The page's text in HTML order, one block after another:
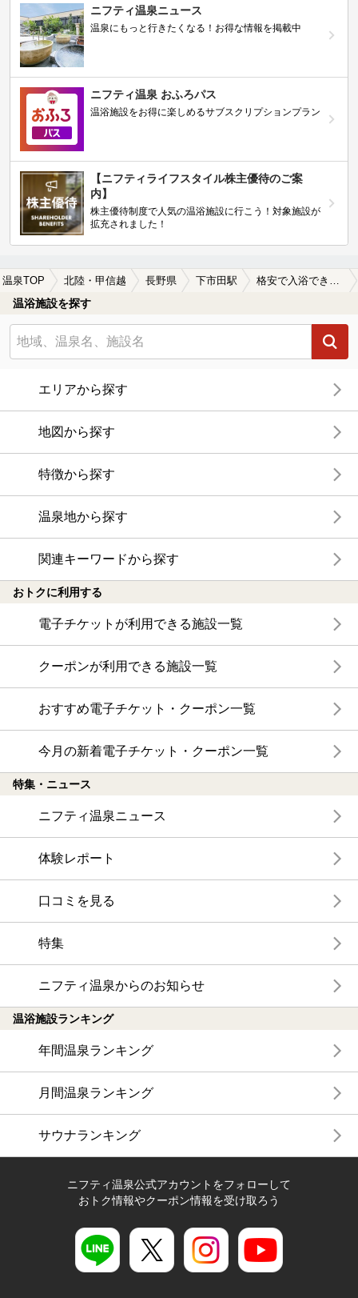
ニフティ温泉ニュース
温泉にもっと行きたくなる！お得な情報を掲載中
ニフティ温泉 おふろパス
温浴施設をお得に楽しめるサブスクリプションプラン
【ニフティライフスタイル株主優待のご案
内】
株主優待制度で人気の温浴施設に行こう！対象施設が
拡充されました！
温泉TOP 北陸・甲信越 長野県 下市田駅
温浴施設を探す
エリアから探す
地図から探す
特徴から探す
温泉地から探す
関連キーワードから探す
おトクに利用する
電子チケットが利用できる施設一覧
クーポンが利用できる施設一覧
おすすめ電子チケット・クーポン一覧
今月の新着電子チケット・クーポン一覧
特集・ニュース
ニフティ温泉ニュース
体験レポート
口コミを見る
特集
ニフティ温泉からのお知らせ
温浴施設ランキング
年間温泉ランキング
月間温泉ランキング
サウナランキング
ニフティ温泉公式アカウントをフォローして
おトク情報やクーポン情報を受け取ろう